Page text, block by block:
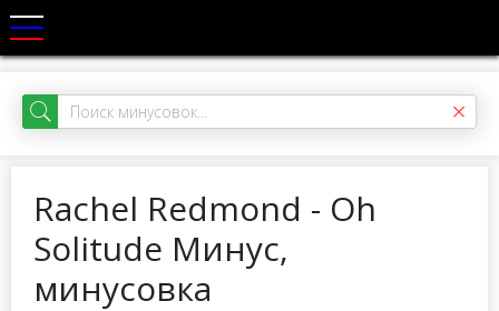
Rachel Redmond - Oh
Solitude Минус,
минусовка